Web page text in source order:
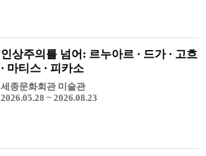
인상주의를 넘어: 르누아르 · 드가 · 고흐
· 마티스 · 피카소
세종문화회관 미술관
2026.05.28 ~ 2026.08.23